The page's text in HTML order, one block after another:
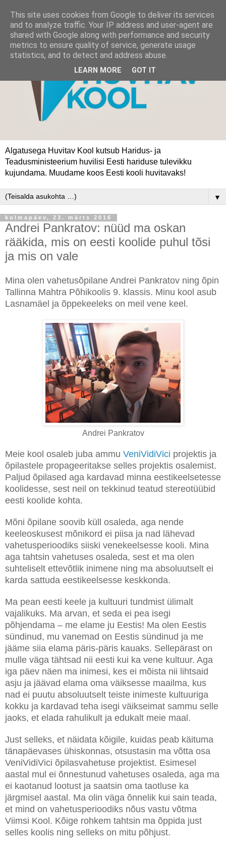
Algatusega Huvitav Kool kutsub Haridus- ja
Teadusministeerium huvilisi Eesti hariduse tulevikku
kujundama. Muudame koos Eesti kooli huvitavaks!
▼
kolmapäev, 23. märts 2016
Andrei Pankratov: nüüd ma oskan
rääkida, mis on eesti koolide puhul tõsi
ja mis on vale
Mina olen vahetusõpilane Andrei Pankratov ning õpin
Tallinna Mahtra Põhikoolis 9. klassis. Minu kool asub
Lasnamäel ja õppekeeleks on meil vene keel.
Andrei Pankratov
Meie kool osaleb juba ammu VeniVidiVici projektis ja
õpilastele propageeritakse selles projektis osalemist.
Paljud õpilased aga kardavad minna eestikeelsetesse
koolidesse, sest neil on tekkinud teatud stereotüübid
eesti koolide kohta.
Mõni õpilane soovib küll osaleda, aga nende
keeleoskusest mõnikord ei piisa ja nad lähevad
vahetusperioodiks siiski venekeelsesse kooli. Mina
aga tahtsin vahetuses osaleda, sest et ma olen
suhteliselt ettevõtlik inimene ning ma absoluutselt ei
karda sattuda eestikeelsesse keskkonda.
Ma pean eesti keele ja kultuuri tundmist ülimalt
vajalikuks. Ma arvan, et seda ei pea isegi
põhjendama – me elame ju Eestis! Ma olen Eestis
sündinud, mu vanemad on Eestis sündinud ja me
jääme siia elama päris-päris kauaks. Sellepärast on
mulle väga tähtsad nii eesti kui ka vene kultuur. Aga
iga päev näen ma inimesi, kes ei mõista nii lihtsaid
asju ja jäävad elama oma väiksesse maailma, kus
nad ei puutu absoluutselt teiste inimeste kultuuriga
kokku ja kardavad teha isegi väikseimat sammu selle
jaoks, et elada rahulikult ja edukalt meie maal.
Just selleks, et näidata kõigile, kuidas peab käituma
tänapäevases ühiskonnas, otsustasin ma võtta osa
VeniVidiVici õpilasvahetuse projektist. Esimesel
aastal mul ei õnnestunud vahetuses osaleda, aga ma
ei kaotanud lootust ja saatsin oma taotluse ka
järgmisel aastal. Ma olin väga õnnelik kui sain teada,
et mind on vahetusperioodiks nõus vastu võtma
Viimsi Kool. Kõige rohkem tahtsin ma õppida just
selles koolis ning selleks on mitu põhjust.
This site uses cookies from Google to deliver its services
and to analyze traffic. Your IP address and user-agent are
shared with Google along with performance and security
metrics to ensure quality of service, generate usage
statistics, and to detect and address abuse.
LEARN MORE GOT IT